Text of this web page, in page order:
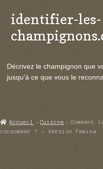
Aller
à
la
Aller
au
contenu
identifier-les-
Actualités
Echanges et contacts
Décrivez le champignon que
jusqu'à ce que vous le
Accueil Cuisine
consommer ? – Version Femina